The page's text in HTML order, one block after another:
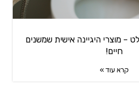
– מוצרי היגיינה אישית שמשנים
חיים!
קרא עוד »